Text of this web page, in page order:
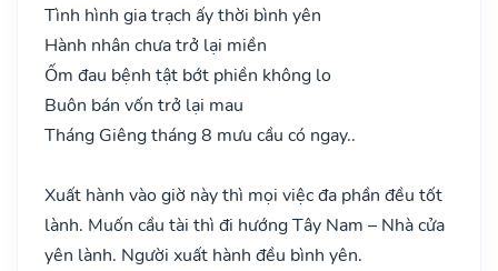
Tình hình gia trạch ấy thời bình yên
Hành nhân chưa trở lại miền
Ốm đau bệnh tật bớt phiền không lo
Buôn bán vốn trở lại mau
Tháng Giêng tháng 8 mưu cầu có ngay..
Xuất hành vào giờ này thì mọi việc đa phần đều tốt
lành. Muốn cầu tài thì đi hướng Tây Nam – Nhà cửa
yên lành. Người xuất hành đều bình yên.